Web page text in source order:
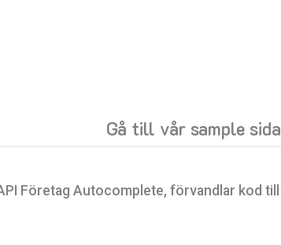
Gå till vår sample sida
Företag Autocomplete, förvandlar kod till